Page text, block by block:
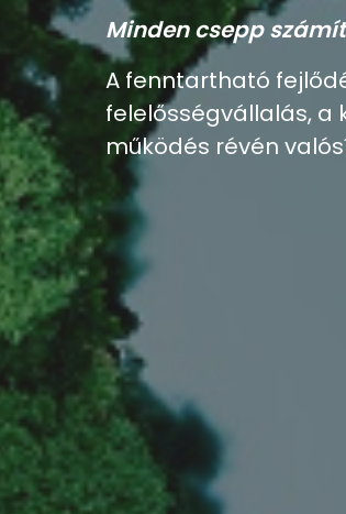
Minden csepp
A fenntartható
felelősségvállalás, a
működés révén